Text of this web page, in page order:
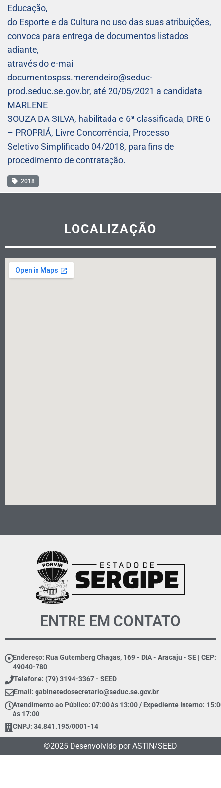
Educação,
do Esporte e da Cultura no uso das suas atribuições,
convoca para entrega de documentos listados
adiante,
através do e-mail
documentospss.merendeiro@seduc-
prod.seduc.se.gov.br, até 20/05/2021 a candidata
MARLENE
SOUZA DA SILVA, habilitada e 6ª classificada, DRE 6
– PROPRIÁ, Livre Concorrência, Processo
Seletivo Simplificado 04/2018, para fins de
procedimento de contratação.
2018
LOCALIZAÇÃO
ENTRE EM CONTATO
Endereço: Rua Gutemberg Chagas, 169 - DIA - Aracaju - SE | CEP:
49040-780
Telefone: (79) 3194-3367 - SEED
Email: gabinetedosecretario@seduc.se.gov.br
Atendimento ao Público: 07:00 às 13:00 / Expediente Interno:
às 17:00
CNPJ: 34.841.195/0001-14
©2025 Desenvolvido por ASTIN/SEED